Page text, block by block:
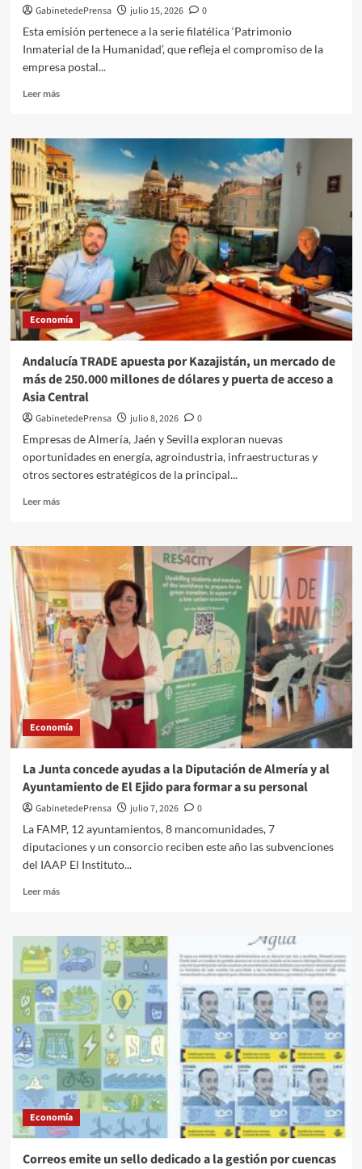
la
y
el
incumplimiento
acuerdo
GabinetedePrensa julio 15, 2026
0
Esta emisión pertenece a la serie filatélica ‘Patrimonio
Inmaterial de la Humanidad’, que refleja el compromiso de la
empresa postal...
Leer másLeer
Correos
dedica
dos
nuevos
sellos
a
la
protección
de
la
Trashumancia
y
al
Toque
de
campanas
Economía
Andalucía TRADE apuesta por Kazajistán, un mercado de
más de 250.000 millones de dólares y puerta de acceso a
Asia Central
GabinetedePrensa julio 8, 2026
0
Empresas de Almería, Jaén y Sevilla exploran nuevas
oportunidades en energía, agroindustria, infraestructuras y
otros sectores estratégicos de la principal...
Leer másLeer
Andalucía
TRADE
apuesta
por
Kazajistán,
un
mercado
de
más
de
250.000
millones
de
puerta
de
acceso
Asia
Central
Economía
La Junta concede ayudas a la Diputación de Almería y al
Ayuntamiento de El Ejido para formar a su personal
GabinetedePrensa julio 7, 2026
0
La FAMP, 12 ayuntamientos, 8 mancomunidades, 7
diputaciones y un consorcio reciben este año las subvenciones
del IAAP El Instituto...
Leer másLeer
La
Junta
concede
ayudas
a
la
Diputación
de
Almería
y
al
Ayuntamiento
de
El
para
Economía
Correos emite un sello dedicado a la gestión por cuencas